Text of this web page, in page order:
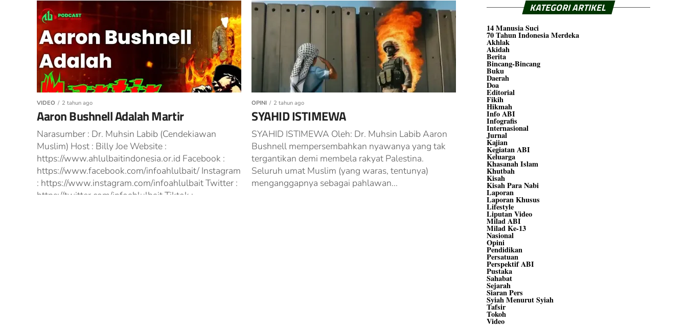
VIDEO 2 tahun ago
Aaron Bushnell Adalah Martir
Narasumber : Dr. Muhsin Labib (Cendekiawan
Muslim) Host : Billy Joe Website :
https://www.ahlulbaitindonesia.or.id Facebook :
https://www.facebook.com/infoahlulbait/ Instagram
: https://www.instagram.com/infoahlulbait Twitter :
https://twitter.com/infoahlulbait Tiktok :
OPINI 2 tahun ago
SYAHID ISTIMEWA
SYAHID ISTIMEWA Oleh: Dr. Muhsin Labib Aaron
Bushnell mempersembahkan nyawanya yang tak
tergantikan demi membela rakyat Palestina.
Seluruh umat Muslim (yang waras, tentunya)
menganggapnya sebagai pahlawan...
KATEGORI ARTIKEL
14 Manusia Suci
70 Tahun Indonesia Merdeka
Akhlak
Akidah
Berita
Bincang-Bincang
Buku
Daerah
Doa
Editorial
Fikih
Hikmah
Info ABI
Infografis
Internasional
Jurnal
Kajian
Kegiatan ABI
Keluarga
Khasanah Islam
Khutbah
Kisah
Kisah Para Nabi
Laporan
Laporan Khusus
Lifestyle
Liputan Video
Milad ABI
Milad Ke-13
Nasional
Opini
Pendidikan
Persatuan
Perspektif ABI
Pustaka
Sahabat
Sejarah
Siaran Pers
Syiah Menurut Syiah
Tafsir
Tokoh
Video